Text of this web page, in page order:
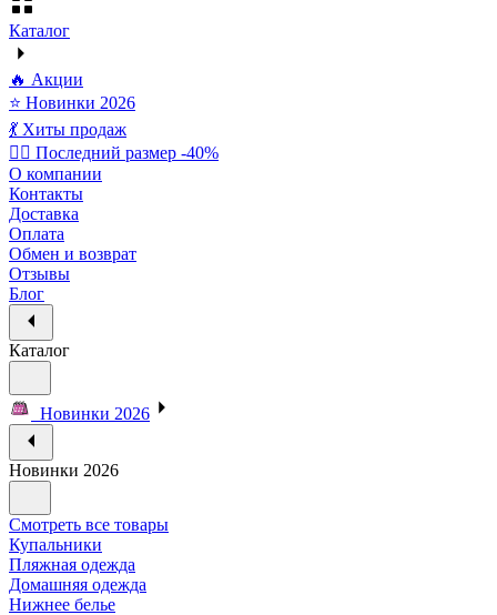
Каталог
🔥 Акции
⭐ Новинки 2026
💃 Хиты продаж
🏃‍♀️ Последний размер -40%
О компании
Контакты
Доставка
Оплата
Обмен и возврат
Отзывы
Блог
Каталог
Новинки 2026
Новинки 2026
Смотреть все товары
Купальники
Пляжная одежда
Домашняя одежда
Нижнее белье